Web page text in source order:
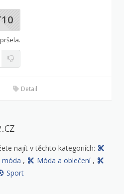
Detail
najít v těchto kategoriích:
móda , Móda a oblečení ,
Sport